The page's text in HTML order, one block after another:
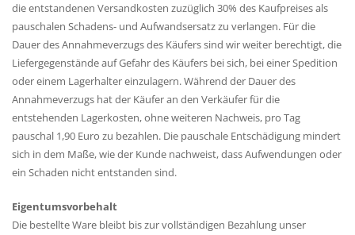
die entstandenen Versandkosten zuzüglich 30% des Kaufpreises als
pauschalen Schadens- und Aufwandsersatz zu verlangen. Für die
Dauer des Annahmeverzugs des Käufers sind wir weiter berechtigt, die
Liefergegenstände auf Gefahr des Käufers bei sich, bei einer Spedition
oder einem Lagerhalter einzulagern. Während der Dauer des
Annahmeverzugs hat der Käufer an den Verkäufer für die
entstehenden Lagerkosten, ohne weiteren Nachweis, pro Tag
pauschal 1,90 Euro zu bezahlen. Die pauschale Entschädigung mindert
sich in dem Maße, wie der Kunde nachweist, dass Aufwendungen oder
ein Schaden nicht entstanden sind.
Eigentumsvorbehalt
Die bestellte Ware bleibt bis zur vollständigen Bezahlung unser